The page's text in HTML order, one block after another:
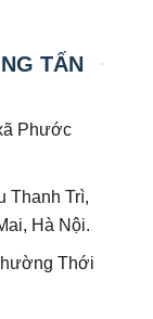
TẤN
Phước
Thanh Trì,
Hà Nội.
Thới